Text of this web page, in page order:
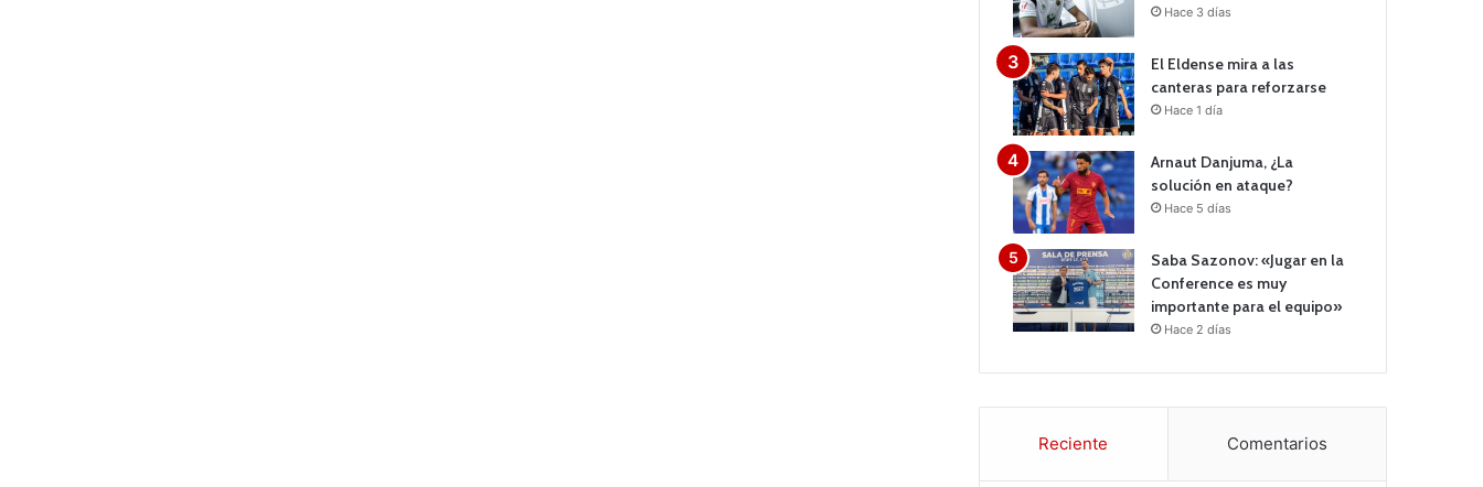
Hace 3 días
El Eldense mira a las
canteras para reforzarse
Hace 1 día
Arnaut Danjuma, ¿La
solución en ataque?
Hace 5 días
Saba Sazonov: «Jugar en la
Conference es muy
importante para el equipo»
Hace 2 días
Reciente Comentarios